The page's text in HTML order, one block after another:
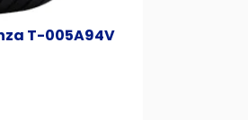
T-005A94V